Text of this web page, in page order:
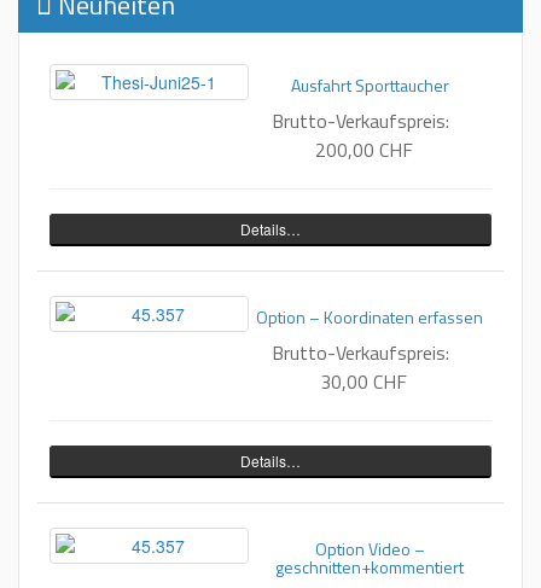
Ausfahrt Sporttaucher
Brutto-Verkaufspreis:
200,00 CHF
Details…
Option – Koordinaten erfassen
Brutto-Verkaufspreis:
30,00 CHF
Details…
Option Video –
geschnitten+kommentiert